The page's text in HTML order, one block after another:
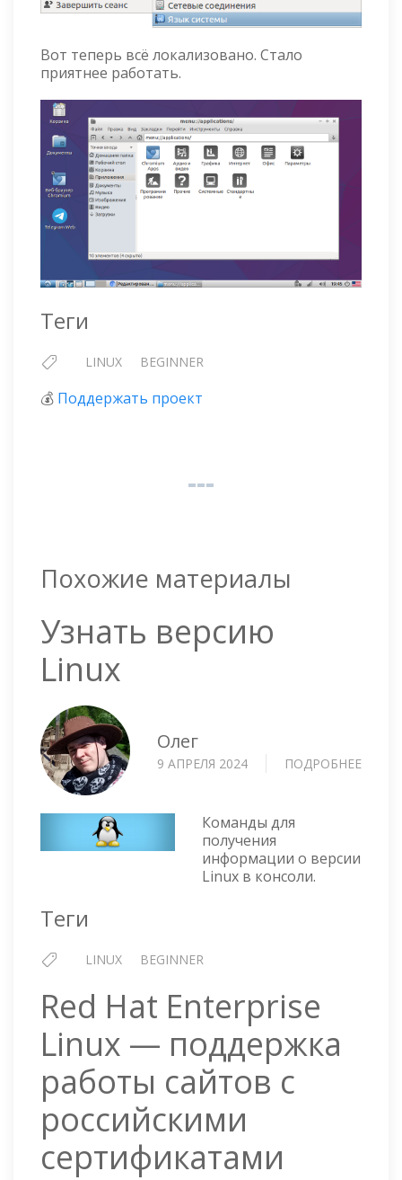
Вот теперь всё локализовано. Стало
приятнее работать.
Теги
LINUX BEGINNER
💰 Поддержать проект
Похожие материалы
Узнать версию
Linux
Олег
9 АПРЕЛЯ 2024 ПОДРОБНЕЕ
Команды для
получения
информации о версии
Linux в консоли.
Теги
LINUX BEGINNER
Red Hat Enterprise
Linux — поддержка
работы сайтов с
российскими
сертификатами